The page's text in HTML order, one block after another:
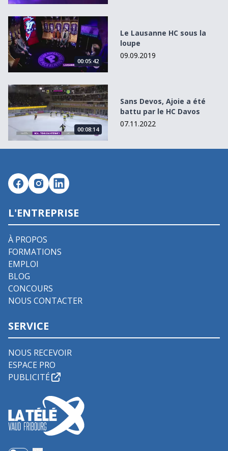
Le Lausanne HC sous la loupe
00:05:42
Le Lausanne HC sous la
loupe
09.09.2019
Sans Devos, Ajoie a été battu par le HC Davos
00:08:14
Sans Devos, Ajoie a été
battu par le HC Davos
07.11.2022
L'ENTREPRISE
À PROPOS
FORMATIONS
EMPLOI
BLOG
CONCOURS
NOUS CONTACTER
SERVICE
NOUS RECEVOIR
ESPACE PRO
PUBLICITÉ